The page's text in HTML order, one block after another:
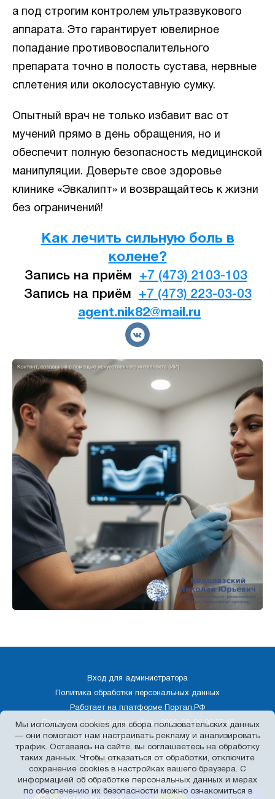
Мы используем cookies для сбора пользовательских данных
— они помогают нам настраивать рекламу и анализировать
трафик. Оставаясь на сайте, вы соглашаетесь на обработку
таких данных. Чтобы отказаться от обработки, отключите
сохранение cookies в настройках вашего браузера. С
информацией об обработке персональных данных и мерах
по обеспечению их безопасности можно ознакомиться в
а под строгим контролем ультразвукового
аппарата. Это гарантирует ювелирное
попадание противовоспалительного
препарата точно в полость сустава, нервные
сплетения или околосуставную сумку.
Опытный врач не только избавит вас от
мучений прямо в день обращения, но и
обеспечит полную безопасность медицинской
манипуляции. Доверьте свое здоровье
клинике «Эвкалипт» и возвращайтесь к жизни
без ограничений!
Как лечить сильную боль в
колене?
Запись на приём +7 (473) 2103-103
Запись на приём +7 (473) 223-03-03
agent.nik82@mail.ru
Вход для администратора
Политика обработки персональных данных
Работает на платформе
Портал.РФ
Последние обновление сайта: 2026-08-06 06:55:48
Центр поддержки пользователей
Консультант ×
Добрый день!
Подскажу по лечению боли. Чем могу
помочь?
Стоимость услуг Записаться на прием
Задать вопрос
Отправить